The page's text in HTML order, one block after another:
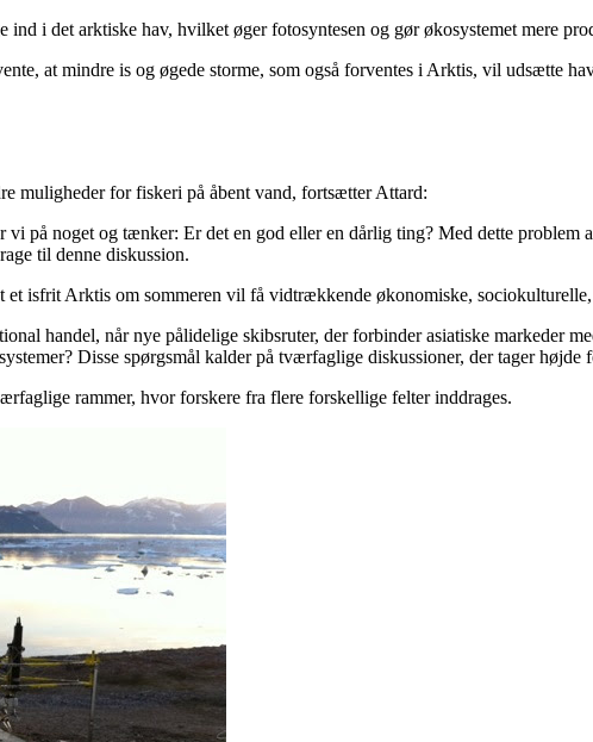
i det arktiske hav, hvilket øger fotosyntesen og gør økosystemet mere
at mindre is og øgede storme, som også forventes i Arktis, vil udsætte
muligheder for fiskeri på åbent vand, fortsætter Attard:
vi på noget og tænker: Er det en god eller en dårlig ting? Med dette
til denne diskussion.
isfrit Arktis om sommeren vil få vidtrækkende økonomiske,
handel, når nye pålidelige skibsruter, der forbinder asiatiske markeder
Disse spørgsmål kalder på tværfaglige diskussioner, der tager
rammer, hvor forskere fra flere forskellige felter inddrages.